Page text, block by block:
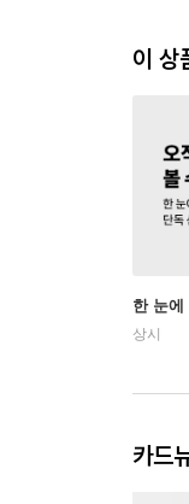
이 상
한 눈
상시
카드